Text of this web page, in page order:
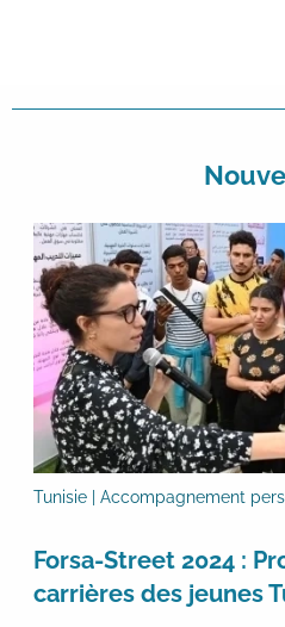
Tunisie | Accompagnement
Forsa-Street 2024 :
carrières des jeunes